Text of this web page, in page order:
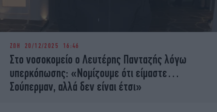
ΖΩΗ 20/12/2025 16:46
Στο νοσοκομείο ο Λευτέρης Πανταζής λόγω
υπερκόπωσης: «Νομίζουμε ότι είμαστε…
Σούπερμαν, αλλά δεν είναι έτσι»